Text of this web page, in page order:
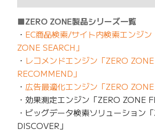
■ZERO ZONE製品シリーズ一覧
・ EC商品検索/サイト内検索エンジン
ZONE SEARCH」
・ レコメンドエンジン「ZERO ZONE
RECOMMEND」
・ 広告最適化エンジン「ZERO ZONE
・効果測定エンジン「ZERO ZONE
・ビッグデータ検索ソリューション
DISCOVER」